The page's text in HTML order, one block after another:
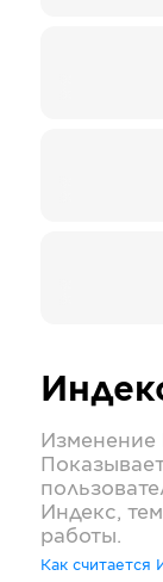
Изменение
Индекс,
работы.
Как считается